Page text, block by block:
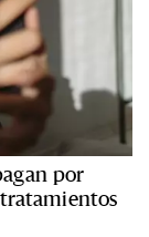
por